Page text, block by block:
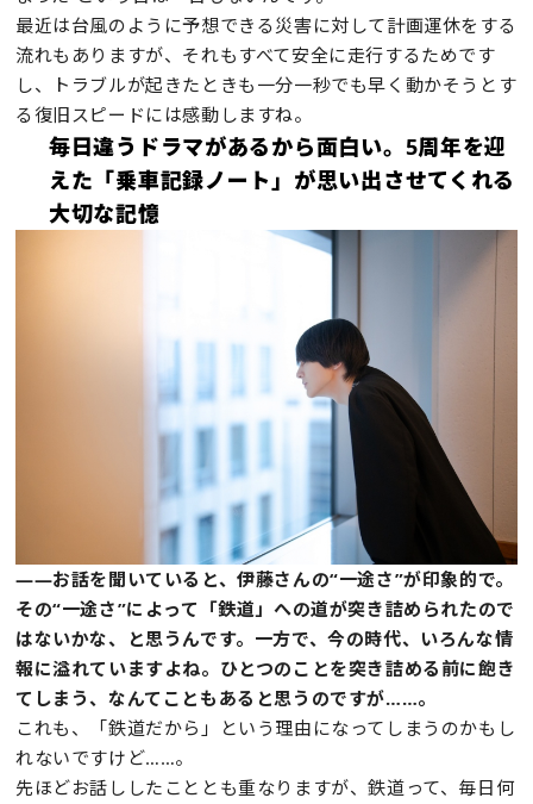
最近は台風のように予想できる災害に対して計画運休をする
流れもありますが、それもすべて安全に走行するためです
し、トラブルが起きたときも一分一秒でも早く動かそうとす
る復旧スピードには感動しますね。
毎日違うドラマがあるから面白い。5周年を迎
えた「乗車記録ノート」が思い出させてくれる
大切な記憶
——お話を聞いていると、伊藤さんの“一途さ”が印象的で。
その“一途さ”によって「鉄道」への道が突き詰められたので
はないかな、と思うんです。一方で、今の時代、いろんな情
報に溢れていますよね。ひとつのことを突き詰める前に飽き
てしまう、なんてこともあると思うのですが……。
これも、「鉄道だから」という理由になってしまうのかもし
れないですけど……。
先ほどお話ししたこととも重なりますが、鉄道って、毎日何